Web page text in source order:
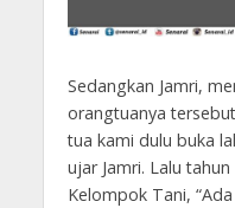
Sedangkan Jamri,
orangtuanya
tua kami dulu buka
ujar Jamri. Lalu
Kelompok Tani,